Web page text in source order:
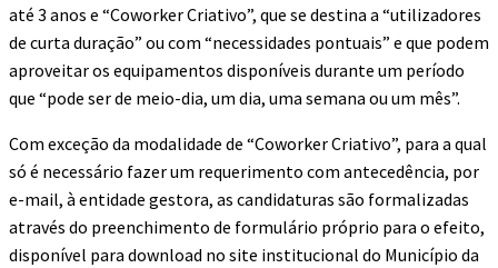
até 3 anos e “Coworker Criativo”, que se destina a “utilizadores
de curta duração” ou com “necessidades pontuais” e que podem
aproveitar os equipamentos disponíveis durante um período
que “pode ser de meio-dia, um dia, uma semana ou um mês”.
Com exceção da modalidade de “Coworker Criativo”, para a qual
só é necessário fazer um requerimento com antecedência, por
e-mail, à entidade gestora, as candidaturas são formalizadas
através do preenchimento de formulário próprio para o efeito,
disponível para download no site institucional do Município da